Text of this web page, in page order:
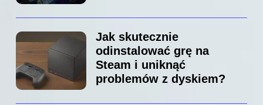
Jak skutecznie
odinstalować grę na
Steam i uniknąć
problemów z dyskiem?